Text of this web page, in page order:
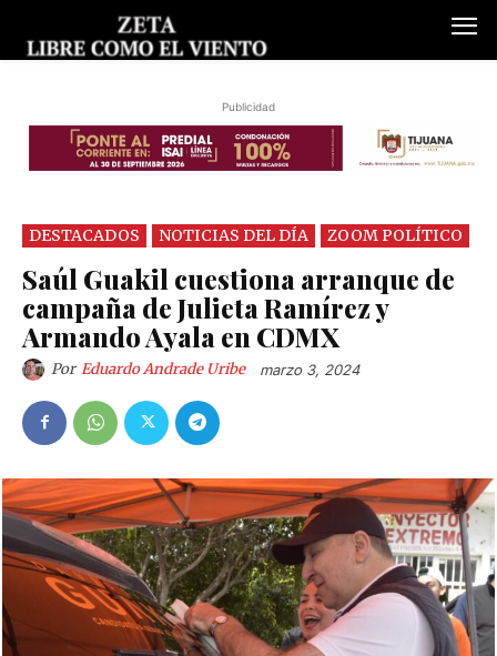
Publicidad
DESTACADOS NOTICIAS DEL DÍA ZOOM POLÍTICO
Saúl Guakil cuestiona arranque de
campaña de Julieta Ramírez y
Armando Ayala en CDMX
Por Eduardo Andrade Uribe marzo 3, 2024